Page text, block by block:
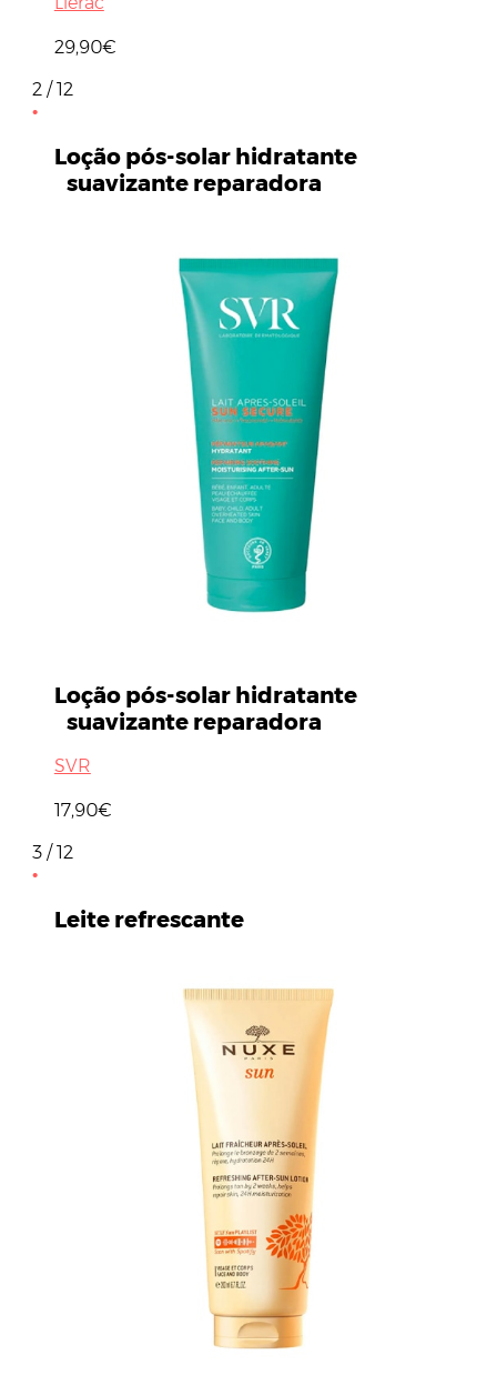
29,90€
2 / 12
Loção pós-solar hidratante
suavizante reparadora
Loção pós-solar hidratante
suavizante reparadora
SVR
17,90€
3 / 12
Leite refrescante